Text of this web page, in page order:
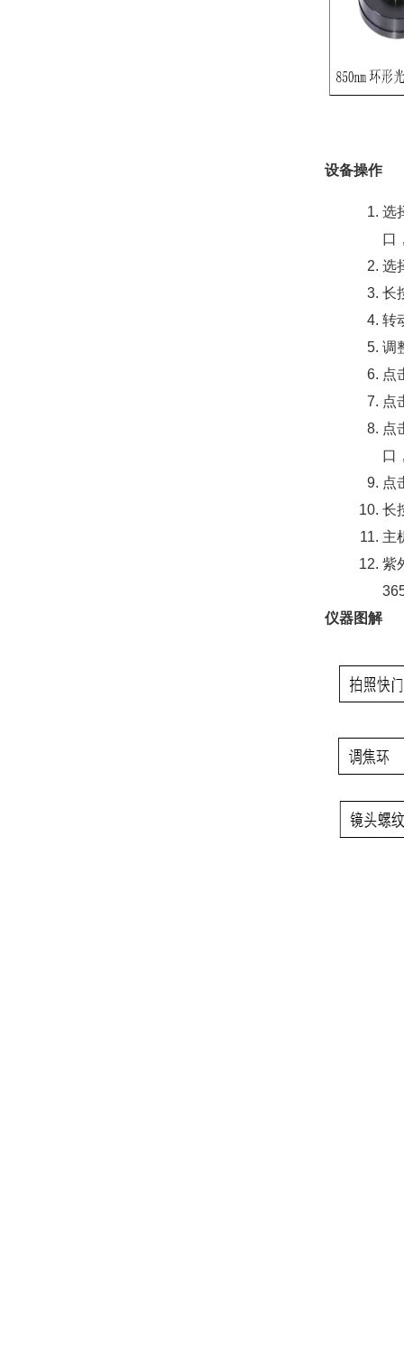
设备操作
选
口
选
长
转
调
点
点
点
口
点
长
主
紫
仪器图解